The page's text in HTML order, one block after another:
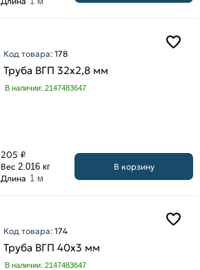
Код товара:178
Труба ВГП 32х2,8 мм
В наличии: 2147483647
205 ₽
Вес 2.016 кг
Длина 1 м
В корзину
Код товара:174
Труба ВГП 40х3 мм
В наличии: 2147483647